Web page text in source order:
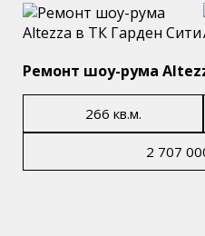
Ремонт шоу-рума
266 кв.м.
2 707